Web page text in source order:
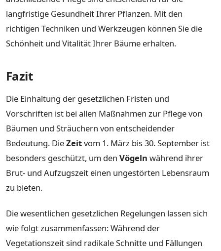
langfristige Gesundheit Ihrer Pflanzen. Mit den
richtigen Techniken und Werkzeugen können Sie die
Schönheit und Vitalität Ihrer Bäume erhalten.
Fazit
Die Einhaltung der gesetzlichen Fristen und
Vorschriften ist bei allen Maßnahmen zur Pflege von
Bäumen und Sträuchern von entscheidender
Bedeutung. DieZeitvom 1. März bis 30. September ist
besonders geschützt, um den Vögeln während ihrer
Brut- und Aufzugszeit einen ungestörten Lebensraum
zu bieten.
Die wesentlichen gesetzlichen Regelungen lassen sich
wie folgt zusammenfassen: Während der
Vegetationszeit sind radikale Schnitte und Fällungen